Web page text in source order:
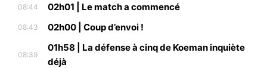
08:44 02h01 | Le match a commencé
08:43 02h00 | Coup d’envoi !
08:39
01h58 | La défense à cinq de Koeman inquiète
déjà